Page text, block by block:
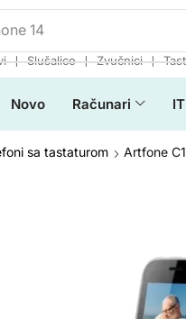
14
❘ Slušalice ❘ Zvučnici ❘
Novo Računari
sa tastaturom Artfone